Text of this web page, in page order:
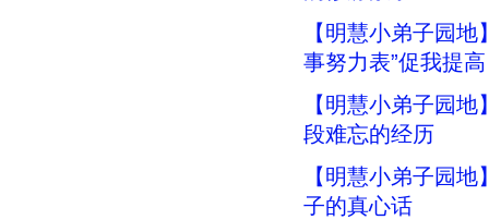
【明慧小弟子园
事努力表”促我提高
【明慧小弟子园
段难忘的经历
【明慧小弟子园
子的真心话